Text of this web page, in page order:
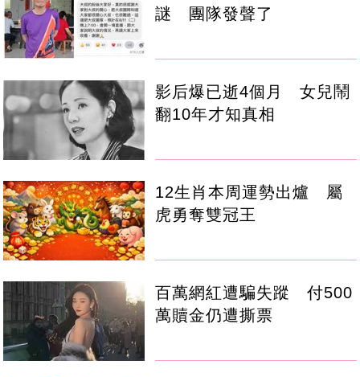
謎 團隊發聲了
影后爆已逝4個月 女兒鬧
翻10年才知真相
12生肖本周運勢出爐 屬
虎勇奪雙冠王
百萬網紅遭騙失蹤 付500
萬贖金仍遭撕票